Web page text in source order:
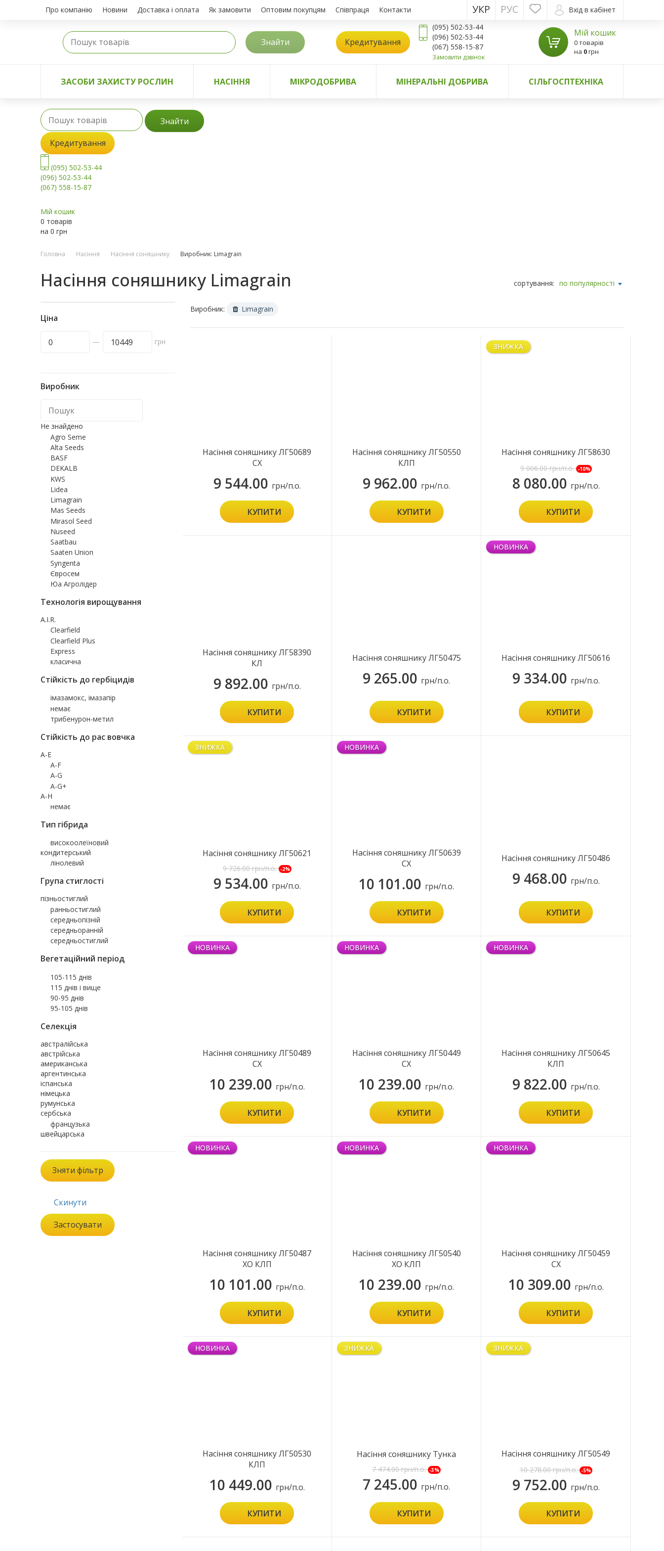
Про компанію Новини Доставка і оплата Як замовити Оптовим покупцям Співпраця Контакти Вхід в кабінет
РУС
УКР
Знайти Кредитування
(095) 502-53-44
(096) 502-53-44
(067) 558-15-87
Замовити дзвінок
Мій кошик
0 товарів
на 0грн
ЗАСОБИ ЗАХИСТУ РОСЛИН НАСІННЯ МІКРОДОБРИВА МІНЕРАЛЬНІ ДОБРИВА СІЛЬГОСПТЕХНІКА
Знайти
Кредитування
(095) 502-53-44
(096) 502-53-44
(067) 558-15-87
Мій кошик
0 товарів
на 0 грн
Головна Насіння Насіння соняшнику Виробник: Limagrain
Насіння соняшнику Limagrain сортування: по популярності
Ціна
— грн
Виробник
Не знайдено
Agro Seme
Alta Seeds
BASF
DEKALB
KWS
Lidea
Limagrain
Mas Seeds
Mirasol Seed
Nuseed
Saatbau
Saaten Union
Syngenta
Євросем
Юа Агролідер
Технологія вирощування
A.I.R.
Clearfield
Clearfield Plus
Express
класична
Стійкість до гербіцидів
імазамокс, імазапір
немає
трибенурон-метил
Стійкість до рас вовчка
A-E
A-F
A-G
A-G+
A-H
немає
Тип гібрида
високоолеїновий
кондитерський
лінолевий
Група стиглості
пізньостиглий
ранньостиглий
середньопізній
середньоранній
середньостиглий
Вегетаційний період
105-115 днів
115 днів і вище
90-95 днів
95-105 днів
Селекція
австралійська
австрійська
американська
аргентинська
іспанська
німецька
румунська
сербська
французька
швейцарська
Зняти фільтр
Скинути
Застосувати
Виробник: Limagrain
Насіння соняшнику ЛГ50689
СХ
9 544.00 грн/п.о.
КУПИТИ
Насіння соняшнику ЛГ50550
КЛП
9 962.00 грн/п.о.
КУПИТИ
ЗНИЖКА
Насіння соняшнику ЛГ58630
9 006.00грн/п.о. -10%
8 080.00 грн/п.о.
КУПИТИ
Насіння соняшнику ЛГ58390
КЛ
9 892.00 грн/п.о.
КУПИТИ
Насіння соняшнику ЛГ50475
9 265.00 грн/п.о.
КУПИТИ
НОВИНКА
Насіння соняшнику ЛГ50616
9 334.00 грн/п.о.
КУПИТИ
ЗНИЖКА
Насіння соняшнику ЛГ50621
9 726.00грн/п.о. -2%
9 534.00 грн/п.о.
КУПИТИ
НОВИНКА
Насіння соняшнику ЛГ50639
СХ
10 101.00 грн/п.о.
КУПИТИ
Насіння соняшнику ЛГ50486
9 468.00 грн/п.о.
КУПИТИ
НОВИНКА
Насіння соняшнику ЛГ50489
СХ
10 239.00 грн/п.о.
КУПИТИ
НОВИНКА
Насіння соняшнику ЛГ50449
СХ
10 239.00 грн/п.о.
КУПИТИ
НОВИНКА
Насіння соняшнику ЛГ50645
КЛП
9 822.00 грн/п.о.
КУПИТИ
НОВИНКА
Насіння соняшнику ЛГ50487
ХО КЛП
10 101.00 грн/п.о.
КУПИТИ
НОВИНКА
Насіння соняшнику ЛГ50540
ХО КЛП
10 239.00 грн/п.о.
КУПИТИ
НОВИНКА
Насіння соняшнику ЛГ50459
СХ
10 309.00 грн/п.о.
КУПИТИ
НОВИНКА
Насіння соняшнику ЛГ50530
КЛП
10 449.00 грн/п.о.
КУПИТИ
ЗНИЖКА
Насіння соняшнику Тунка
7 474.00грн/п.о. -3%
7 245.00 грн/п.о.
КУПИТИ
ЗНИЖКА
Насіння соняшнику ЛГ50549
10 278.00грн/п.о. -5%
9 752.00 грн/п.о.
КУПИТИ